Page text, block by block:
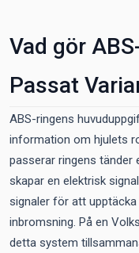
Vad gör
Passat
ABS-ringens
information om hjulets
passerar ringens tänder
skapar en elektrisk
signaler för att
inbromsning. På en
detta system